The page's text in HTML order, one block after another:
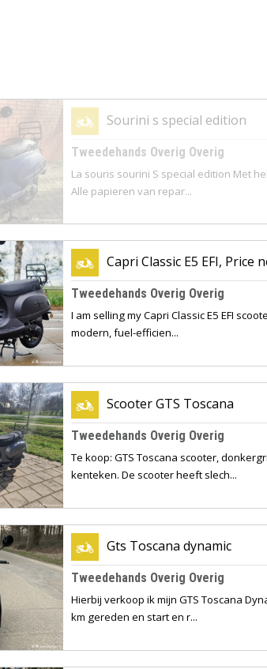
Sourini s special edition
Tweedehands Overig Overig
La souris sourini S special edition Met
Alle papieren van repar...
Capri Classic E5 EFI, Price
Tweedehands Overig Overig
I am selling my Capri Classic E5 EFI
modern, fuel-efficien...
Scooter GTS Toscana
Tweedehands Overig Overig
Te koop: GTS Toscana scooter,
kenteken. De scooter heeft slech...
Gts Toscana dynamic
Tweedehands Overig Overig
Hierbij verkoop ik mijn GTS Toscana
km gereden en start en r...